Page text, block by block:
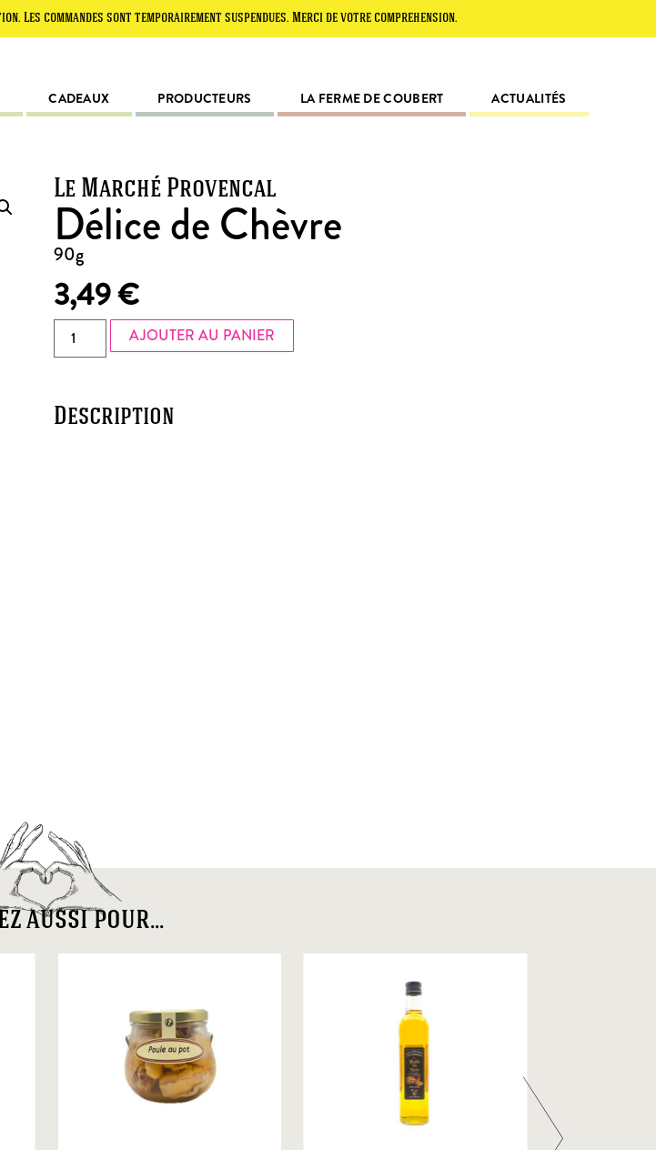
sont temporairement suspendues. Merci de votre compréhension.
CADEAUX PRODUCTEURS LA FERME DE COUBERT ACTUALITÉS
Le Marché Provencal
Délice de Chèvre
90g
3,49€
AJOUTER AU PANIER
Description
aussi pour...